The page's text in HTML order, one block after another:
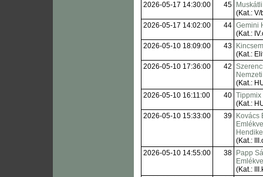
2026-05-17 14:30:00
45
(Kat.: V/
2026-05-17 14:02:00
44 Gemini
(Kat.:
2026-05-10 18:09:00
43
(Kat.:
2026-05-10 17:36:00
42
(Kat.:
2026-05-10 16:11:00
40 Tippmix
(Kat.:
2026-05-10 15:33:00
39
Kovács
(Kat.:
2026-05-10 14:55:00
38
Papp
(Kat.: